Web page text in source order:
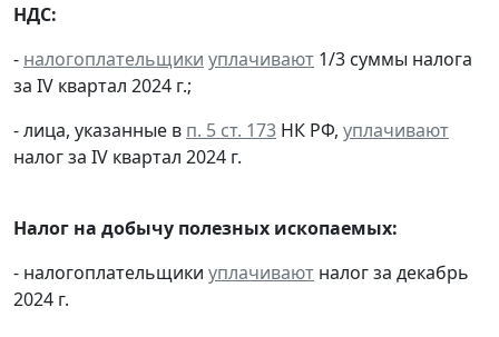
НДС:
- налогоплательщики уплачивают 1/3 суммы налога
за IV квартал 2024 г.;
- лица, указанные в п. 5 ст. 173 НК РФ, уплачивают
налог за IV квартал 2024 г.
Налог на добычу полезных ископаемых:
- налогоплательщики уплачивают налог за декабрь
2024 г.